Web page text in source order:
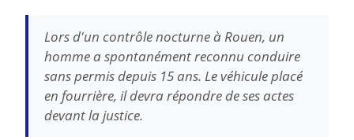
Lors d'un contrôle nocturne à Rouen, un
homme a spontanément reconnu conduire
sans permis depuis 15 ans. Le véhicule placé
en fourrière, il devra répondre de ses actes
devant la justice.